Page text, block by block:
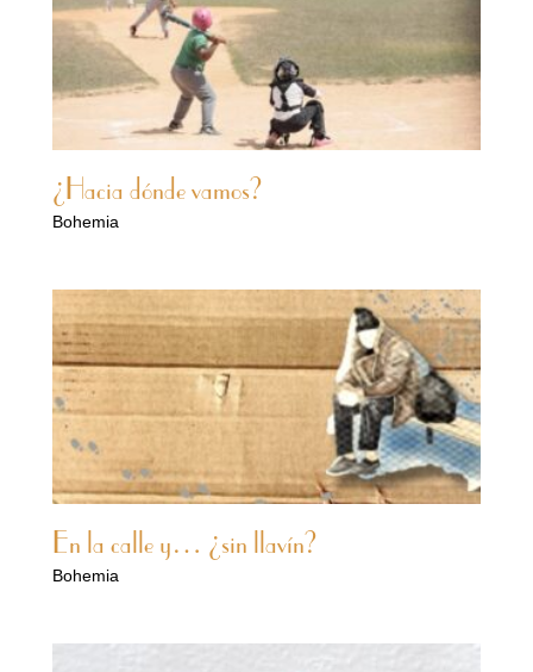
¿Hacia dónde vamos?
Bohemia
En la calle y… ¿sin llavín?
Bohemia